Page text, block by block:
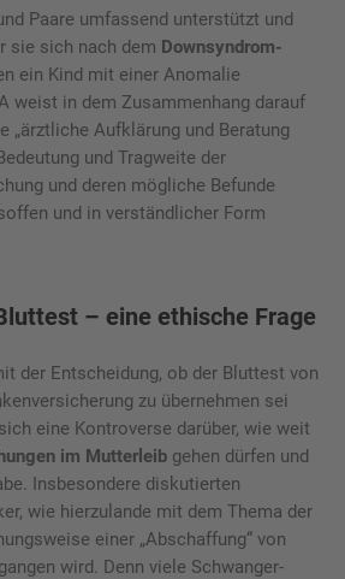
Paare umfassend unterstützt und
sie sich nach dem Downsyndrom-
ein Kind mit einer Anomalie
weist in dem Zusammenhang darauf
„ärztliche Aufklärung und Beratung
und Tragweite der
und deren mögliche Befunde
und in verständlicher Form
– eine ethische Frage
der Entscheidung, ob der Bluttest von
zu übernehmen sei
eine Kontroverse darüber, wie weit
im Mutterleib gehen dürfen und
Insbesondere diskutierten
wie hierzulande mit dem Thema der
einer „Abschaffung“ von
wird. Denn viele Schwa­nger­